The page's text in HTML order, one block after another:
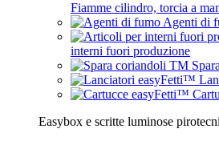
Fiamme cilindro, torcia a
Agenti di
interni fuori produzione
Easybox e scritte luminose